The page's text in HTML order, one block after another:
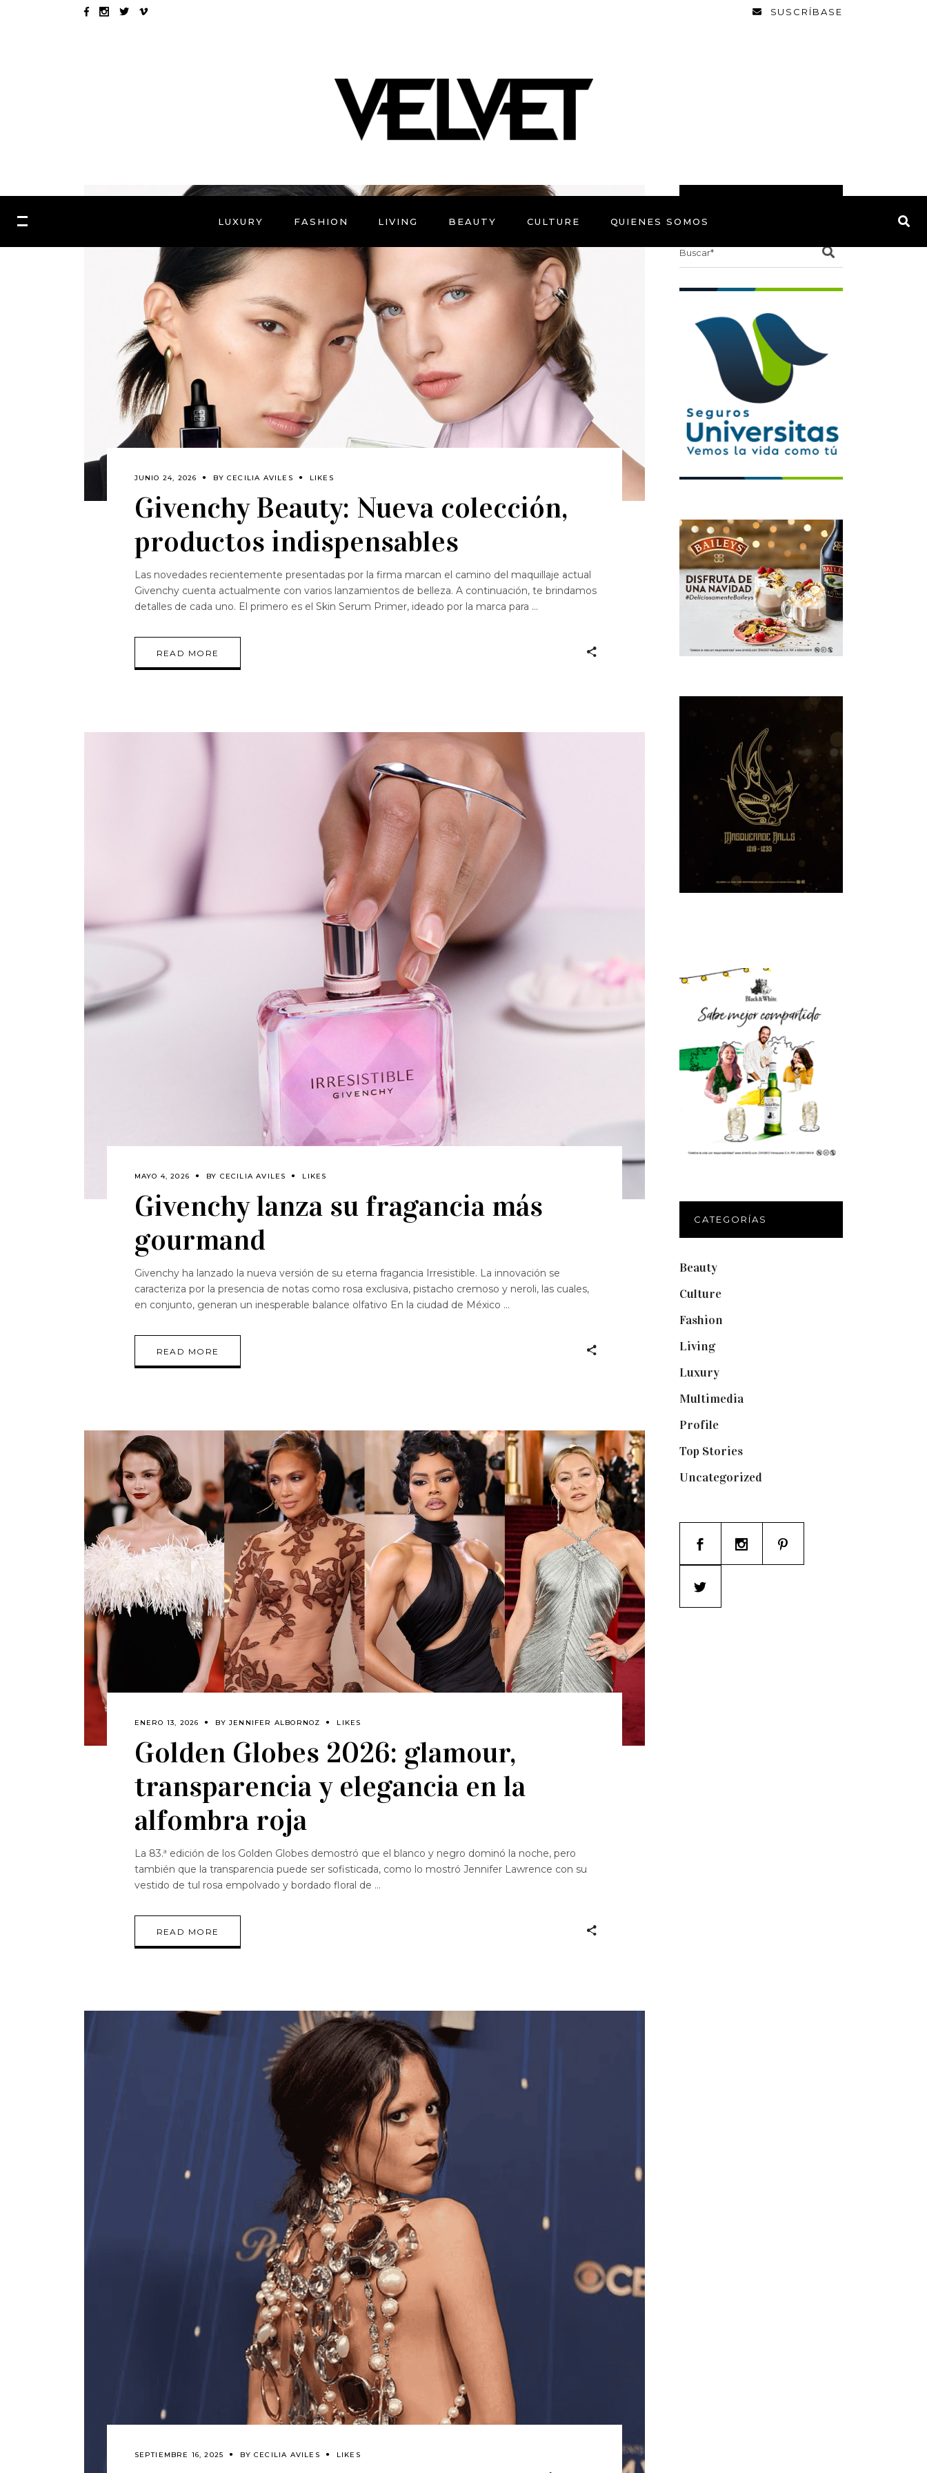
SUSCRÍBASE
LUXURY FASHION LIVING BEAUTY CULTURE QUIENES SOMOS
JUNIO 24, 2026 BY CECILIA AVILES LIKES
Givenchy Beauty: Nueva colección,
productos indispensables
Las novedades recientemente presentadas por la firma marcan el camino del maquillaje actual
Givenchy cuenta actualmente con varios lanzamientos de belleza. A continuación, te brindamos
detalles de cada uno. El primero es el Skin Serum Primer, ideado por la marca para
READ MORE
MAYO 4, 2026 BY CECILIA AVILES LIKES
Givenchy lanza su fragancia más
gourmand
Givenchy ha lanzado la nueva versión de su eterna fragancia Irresistible. La innovación se
caracteriza por la presencia de notas como rosa exclusiva, pistacho cremoso y neroli, las cuales,
en conjunto, generan un inesperable balance olfativo En la ciudad de México
READ MORE
ENERO 13, 2026 BY JENNIFER ALBORNOZ LIKES
Golden Globes 2026: glamour,
transparencia y elegancia en la
alfombra roja
La 83.ª edición de los Golden Globes demostró que el blanco y negro dominó la noche, pero
también que la transparencia puede ser sofisticada, como lo mostró Jennifer Lawrence con su
vestido de tul rosa empolvado y bordado floral de
READ MORE
SEPTIEMBRE 16, 2025 BY CECILIA AVILES LIKES
Search
CATEGORÍAS
Beauty(250)
Culture(132)
Fashion
Living(337)
Luxury(664)
Multimedia(10)
Profile(8)
Top Stories(123)
Uncategorized